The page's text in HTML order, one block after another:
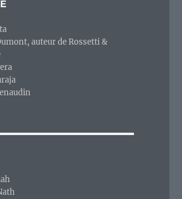
auteur de Rossetti &